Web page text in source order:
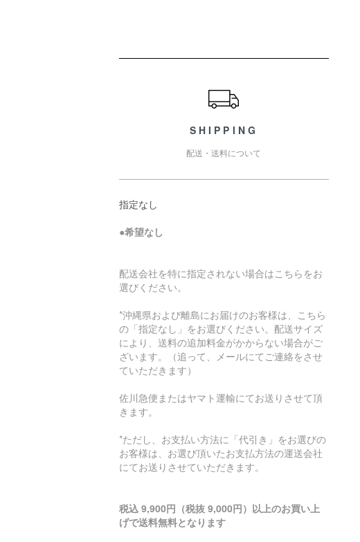
SHIPPING
配送・送料について
指定なし
●希望なし
配送会社を特に指定されない場合はこちらをお
選びください。
*沖縄県および離島にお届けのお客様は、こちら
の「指定なし」をお選びください。配送サイズ
により、送料の追加料金がかからない場合がご
ざいます。（追って、メールにてご連絡をさせ
ていただきます）
佐川急便またはヤマト運輸にてお送りさせて頂
きます。
*ただし、お支払い方法に「代引き」をお選びの
お客様は、お選び頂いたお支払方法の運送会社
にてお送りさせていただきます。
税込 9,900円（税抜 9,000円）以上のお買い上
げで送料無料となります